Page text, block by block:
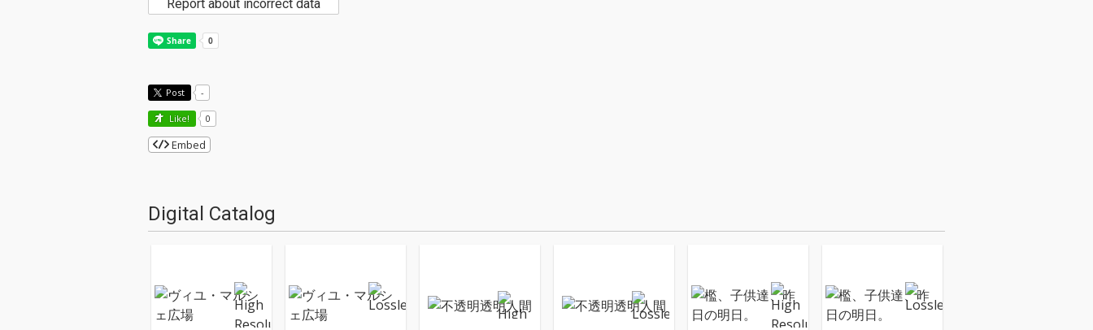
Report about incorrect data
Post -
Like! 0
Embed
Digital Catalog